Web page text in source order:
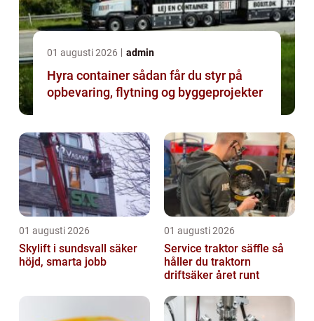
01 augusti 2026 admin
Hyra container sådan får du styr på
opbevaring, flytning og byggeprojekter
01 augusti 2026
Skylift i sundsvall säker
höjd, smarta jobb
01 augusti 2026
Service traktor säffle så
håller du traktorn
driftsäker året runt